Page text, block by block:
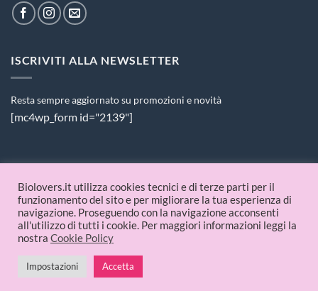
ISCRIVITI ALLA NEWSLETTER
Resta sempre aggiornato su promozioni e novità
[mc4wp_form id="2139"]
PAGAMENTI ACCETTATI
© 2026 Biolovers.it | P.IVA 09336481214
Biolovers.it utilizza cookies tecnici e di terze parti per il
funzionamento del sito e per migliorare la tua esperienza di
navigazione. Proseguendo con la navigazione acconsenti
all'utilizzo di tutti i cookie. Per maggiori informazioni leggi la
nostra Cookie Policy
Impostazioni Accetta